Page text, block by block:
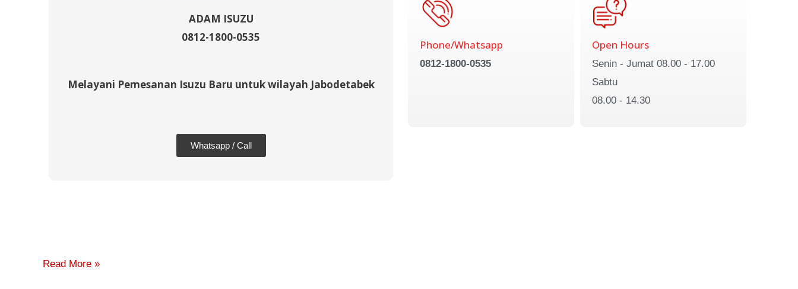
ADAM ISUZU
0812-1800-0535
Melayani Pemesanan Isuzu Baru untuk wilayah Jabodetabek
Whatsapp / Call
Phone/Whatsapp
0812-1800-0535
Open Hours
Senin - Jumat 08.00 - 17.00
Sabtu
08.00 - 14.30
Read More »